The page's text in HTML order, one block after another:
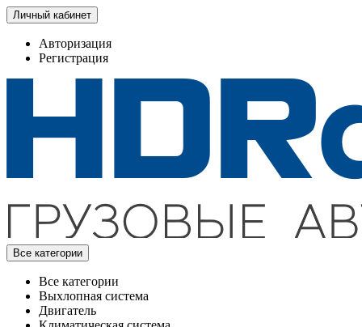
Личный кабинет
Авторизация
Регистрация
Все категории
Все категории
Выхлопная система
Двигатель